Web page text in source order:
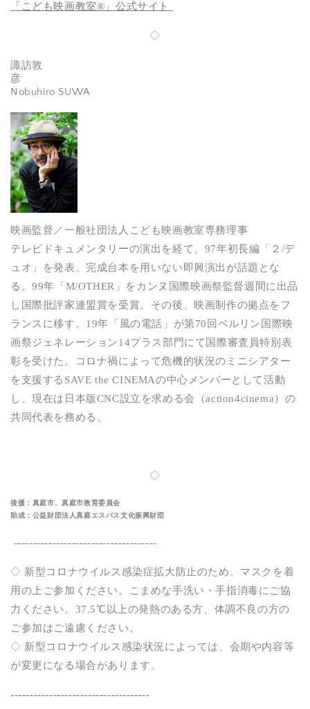
「こども映画教室®︎」公式サイト
◇
諏訪敦
彦
Nobuhiro SUWA
映画監督／一般社団法人こども映画教室専務理事
テレビドキュメンタリーの演出を経て、97年初長編「２/デ
ュオ」を発表。完成台本を用いない即興演出が話題とな
る。99年「M/OTHER」をカンヌ国際映画祭監督週間に出品
し国際批評家連盟賞を受賞。その後、映画制作の拠点をフ
ランスに移す。19年「風の電話」が第70回ベルリン国際映
画祭ジェネレーション14プラス部門にて国際審査員特別表
彰を受けた。コロナ禍によって危機的状況のミニシアター
を支援するSAVE the CINEMAの中心メンバーとして活動
し、現在は日本版CNC設立を求める会（action4cinema）の
共同代表を務める。
◇
後援：真庭市、真庭市教育委員会
助成：公益財団法人真庭エスパス文化振興財団
-------------------------------------
◇ 新型コロナウイルス感染症拡大防止のため、マスクを着
用の上ご参加ください。こまめな手洗い・手指消毒にご協
力ください。37.5℃以上の発熱のある方、体調不良の方の
ご参加はご遠慮ください。
◇ 新型コロナウイルス感染状況によっては、会期や内容等
が変更になる場合があります。
------------------------------------